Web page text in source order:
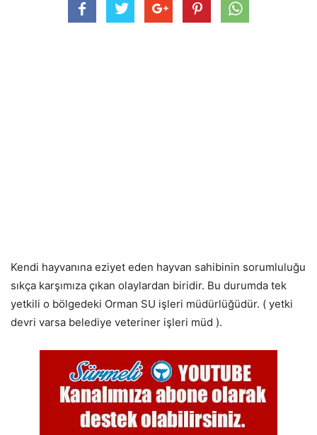
Kendi hayvanına eziyet eden hayvan sahibinin sorumluluğu
sıkça karşımıza çıkan olaylardan biridir. Bu durumda tek
yetkili o bölgedeki Orman SU işleri müdürlüğüdür. ( yetki
devri varsa belediye veteriner işleri müd ).